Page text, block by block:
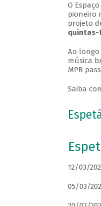
O
pioneiro
projeto
quintas-
Ao longo
música
MPB
Saiba
12/03/
05/03/